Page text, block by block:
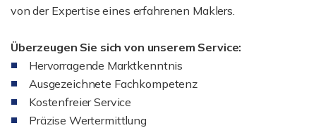
von der Expertise eines erfahrenen Maklers.
Überzeugen Sie sich von unserem Service:
Hervorragende Marktkenntnis
Ausgezeichnete Fachkompetenz
Kostenfreier Service
Präzise Wertermittlung